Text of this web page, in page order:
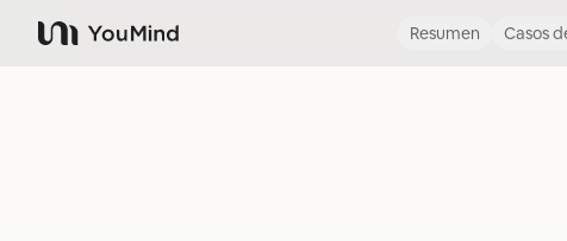
YouMind
Resumen Casos